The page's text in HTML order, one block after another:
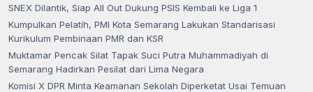
SNEX Dilantik, Siap All Out Dukung PSIS Kembali ke Liga 1
Kumpulkan Pelatih, PMI Kota Semarang Lakukan Standarisasi
Kurikulum Pembinaan PMR dan KSR
Muktamar Pencak Silat Tapak Suci Putra Muhammadiyah di
Semarang Hadirkan Pesilat dari Lima Negara
Komisi X DPR Minta Keamanan Sekolah Diperketat Usai Temuan